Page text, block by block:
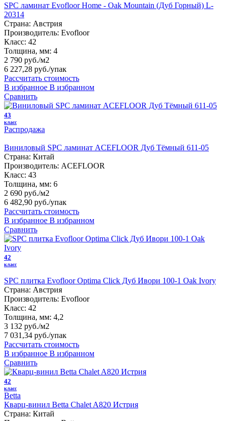
SPC ламинат Evofloor Home - Oak Mountain (Дуб Горный) L-
20314
Страна: Австрия
Производитель: Evofloor
Класс: 42
Толщина, мм: 4
2 790 руб./м2
6 227,28 руб./упак
Рассчитать стоимость
В избранное В избранном
Сравнить
43
класс
Распродажа
Виниловый SPC ламинат ACEFLOOR Дуб Тёмный 611-05
Страна: Китай
Производитель: ACEFLOOR
Класс: 43
Толщина, мм: 6
2 690 руб./м2
6 482,90 руб./упак
Рассчитать стоимость
В избранное В избранном
Сравнить
42
класс
SPC плитка Evofloor Optima Click Дуб Ивори 100-1 Оak Ivory
Страна: Австрия
Производитель: Evofloor
Класс: 42
Толщина, мм: 4,2
3 132 руб./м2
7 031,34 руб./упак
Рассчитать стоимость
В избранное В избранном
Сравнить
42
класс
Betta
Кварц-винил Betta Chalet A820 Истрия
Страна: Китай